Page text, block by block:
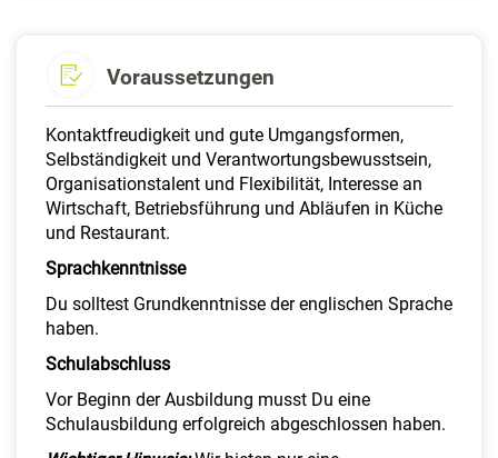
Voraussetzungen
Kontaktfreudigkeit und gute Umgangsformen,
Selbständigkeit und Verantwortungsbewusstsein,
Organisationstalent und Flexibilität, Interesse an
Wirtschaft, Betriebsführung und Abläufen in Küche
und Restaurant.
Sprachkenntnisse
Du solltest Grundkenntnisse der englischen Sprache
haben.
Schulabschluss
Vor Beginn der Ausbildung musst Du eine
Schulausbildung erfolgreich abgeschlossen haben.